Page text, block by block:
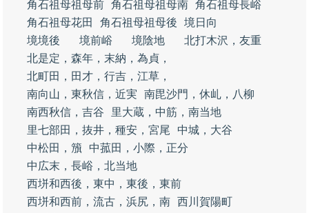
角石祖母祖母前 角石祖母祖母南 角石祖母長峪
角石祖母花田
角石祖母祖母後
境日向
境境後
境前峪 境陰地
北打木沢，友重
北是定，森年，末納，為貞，
北町田，田才，行吉，江草，
南向山，東秋信，近実
南毘沙門，休乢，八柳
南西秋信，吉谷
里大蔵，中筋，南当地
里七部田，抜井，種安，宮尾
中城，大谷
中松田，籏
中菰田，小際，正分
中広末，長峪，北当地
西垪和西後，東中，東後，東前
西垪和西前，流古，浜尻，南 西川賀陽町